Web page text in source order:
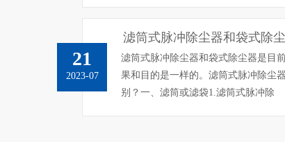
21
2023-07
滤筒式脉冲除尘器和袋式除
滤筒式脉冲除尘器和袋式除尘器是目
果和目的是一样的。滤筒式脉冲除尘
别？一、滤筒或滤袋1.滤筒式脉冲除